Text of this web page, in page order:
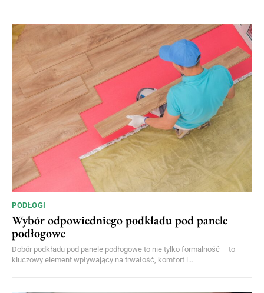
PODŁOGI
Wybór odpowiedniego podkładu pod panele
podłogowe
Dobór podkładu pod panele podłogowe to nie tylko formalność – to
kluczowy element wpływający na trwałość, komfort i...